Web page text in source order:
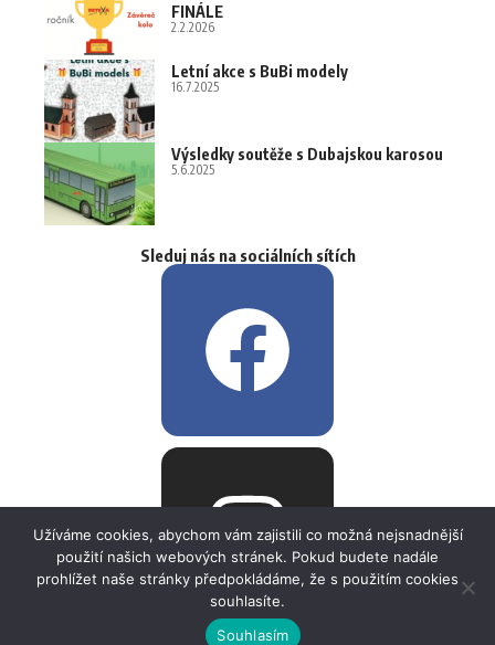
FINÁLE
2.2.2026
Letní akce s BuBi modely
16.7.2025
Výsledky soutěže s Dubajskou karosou
5.6.2025
Sleduj nás na sociálních sítích
Užíváme cookies, abychom vám zajistili co možná nejsnadnější
použití našich webových stránek. Pokud budete nadále
prohlížet naše stránky předpokládáme, že s použitím cookies
souhlasíte.
Souhlasím